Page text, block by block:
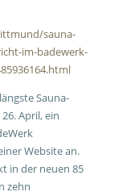
sauna-
im-badewerk-
Sauna-
April, ein
Website an.
in der neuen 85
zehn